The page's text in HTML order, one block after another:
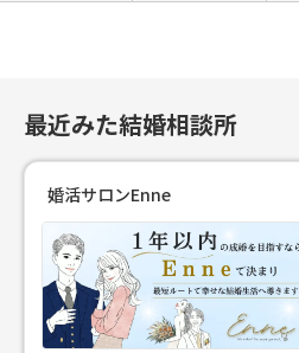
最近みた結婚相談所
婚活サロンEnne